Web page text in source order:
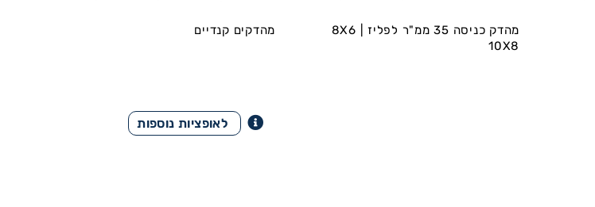
מהדק כניסה 35 ממ"ר לפליז 8X6 |
10X8
מהדקים קנדיים